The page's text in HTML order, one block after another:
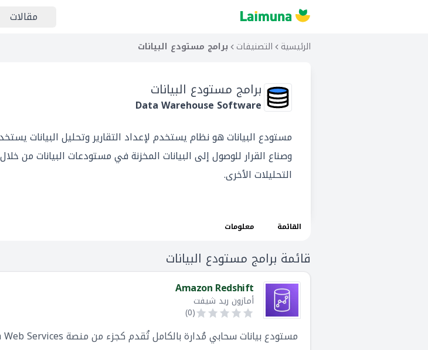
مقالات
الرئيسية التصنيفات برامج مستودع البيانات
برامج مستودع البيانات
Data Warehouse Software
مستودع البيانات هو نظام يستخدم لإعداد التقارير وتحليل البيانات
التحليلات الأخرى.
القائمة معلومات
قائمة برامج مستودع البيانات
Amazon Redshift
أمازون ريد شيفت
(
0
)
مستودع بيانات سحابي مُدارة بالكامل تُقدم كجزء من منصة Amazon Web Services للحوسبة السحابية